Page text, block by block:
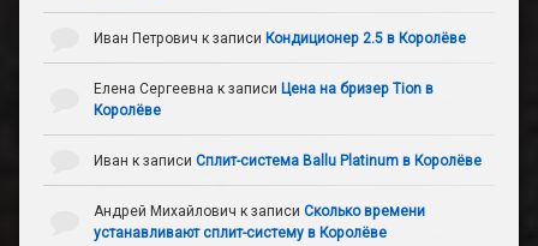
Иван Петрович к записи Кондиционер 2.5 в Королёве
Елена Сергеевна к записи Цена на бризер Tion в
Королёве
Иван к записи Сплит-система Ballu Platinum в Королёве
Андрей Михайлович к записи Сколько времени
устанавливают сплит-систему в Королёве